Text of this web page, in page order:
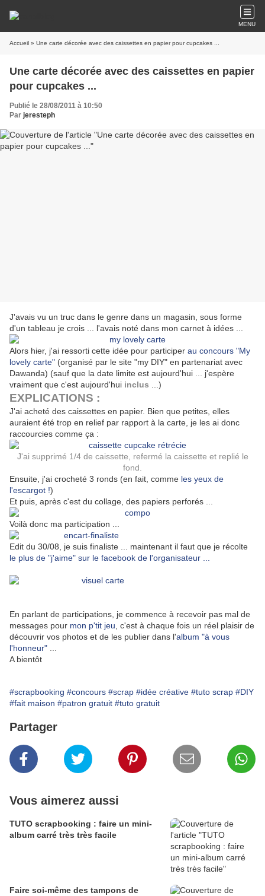
MENU
Accueil » Une carte décorée avec des caissettes en papier pour cupcakes ...
Une carte décorée avec des caissettes en papier
pour cupcakes ...
Publié le 28/08/2011 à 10:50
Par jeresteph
J'avais vu un truc dans le genre dans un magasin, sous forme
d'un tableau je crois ... l'avais noté dans mon carnet à idées ...
Alors hier, j'ai ressorti cette idée pour participer au concours "My
lovely carte" (organisé par le site "my DIY" en partenariat avec
Dawanda) (sauf que la date limite est aujourd'hui ... j'espère
vraiment que c'est aujourd'hui inclus ...)
EXPLICATIONS :
J'ai acheté des caissettes en papier. Bien que petites, elles
auraient été trop en relief par rapport à la carte, je les ai donc
raccourcies comme ça :
J'ai supprimé 1/4 de caissette, refermé la caissette et replié le
fond.
Ensuite, j'ai crocheté 3 ronds (en fait, comme les yeux de
l'escargot !)
Et puis, après c'est du collage, des papiers perforés ...
Voilà donc ma participation ...
Edit du 30/08, je suis finaliste ... maintenant il faut que je récolte
le plus de "j'aime" sur le facebook de l'organisateur ...
En parlant de participations, je commence à recevoir pas mal de
messages pour mon p'tit jeu , c'est à chaque fois un réel plaisir de
découvrir vos photos et de les publier dans l'album "à vous
l'honneur"
A bientôt
#scrapbooking #concours #scrap #idée créative #tuto scrap #DIY
#fait maison #patron gratuit #tuto gratuit
Partager
Vous aimerez aussi
TUTO scrapbooking : faire un mini-
album carré très très facile
Faire soi-même des tampons de